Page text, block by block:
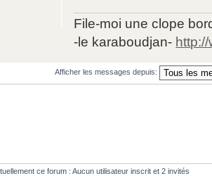
File-moi une clope
-le karaboudjan-
Afficher les messages depuis:
ce forum : Aucun utilisateur inscrit et 2 invités